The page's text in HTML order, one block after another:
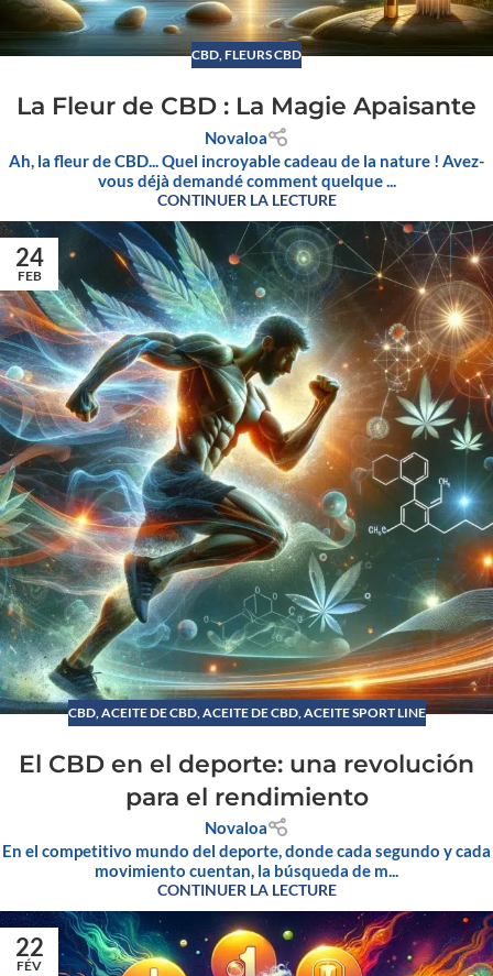
CBD,FLEURS CBD
La Fleur de CBD : La Magie Apaisante
Novaloa
Ah, la fleur de CBD... Quel incroyable cadeau de la nature ! Avez-
vous déjà demandé comment quelque ...
CONTINUER LA LECTURE
24
FEB
CBD, ACEITE DE CBD, ACEITE DE CBD, ACEITE SPORT LINE
El CBD en el deporte: una revolución
para el rendimiento
Novaloa
En el competitivo mundo del deporte, donde cada segundo y cada
movimiento cuentan, la búsqueda de m...
CONTINUER LA LECTURE
22
FÉV